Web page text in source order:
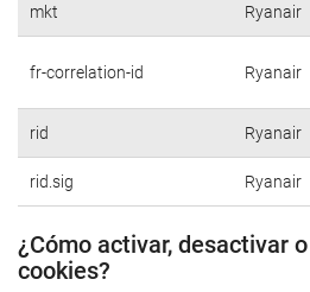
mkt Ryanair
fr-correlation-id Ryanair
rid Ryanair
rid.sig Ryanair
¿Cómo activar, desactivar
cookies?